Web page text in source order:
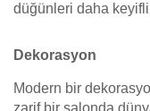
düğünleri daha
Dekorasyon
Modern bir
zarif bir salonda